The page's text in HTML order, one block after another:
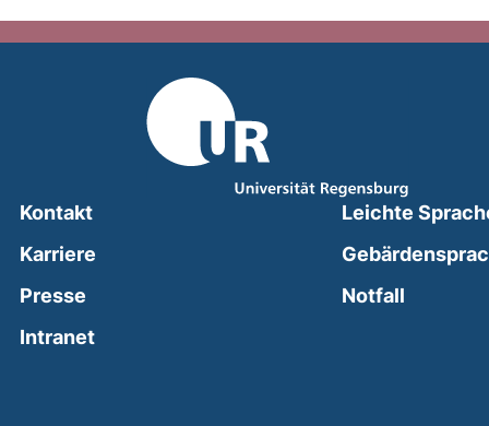
Kontakt
Karriere
Presse
Intranet(external link, opens in a new window)
Leichte
Notfall